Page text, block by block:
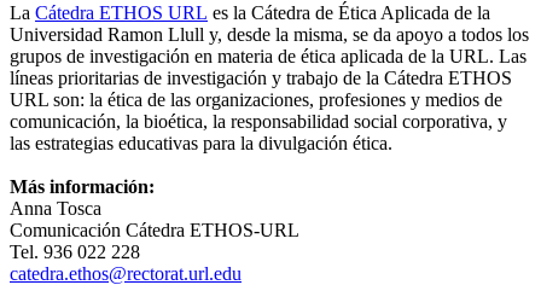
La Cátedra ETHOS URL es la Cátedra de Ética Aplicada de la
Universidad Ramon Llull y, desde la misma, se da apoyo a todos los
grupos de investigación en materia de ética aplicada de la URL. Las
líneas prioritarias de investigación y trabajo de la Cátedra ETHOS
URL son: la ética de las organizaciones, profesiones y medios de
comunicación, la bioética, la responsabilidad social corporativa, y
las estrategias educativas para la divulgación ética.
Más información:
Anna Tosca
Comunicación Cátedra ETHOS-URL
Tel. 936 022 228
catedra.ethos@rectorat.url.edu